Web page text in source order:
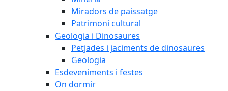
Miradors de paissatge
Patrimoni cultural
Geologia i Dinosaures
Petjades i jaciments de dinosaures
Geologia
Esdeveniments i festes
On dormir